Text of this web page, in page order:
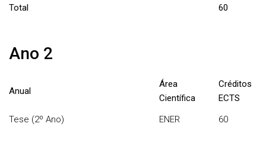
Total 60
Ano 2
Anual
Área
Científica
Créditos
ECTS
Tese (2º Ano)
ENER 60